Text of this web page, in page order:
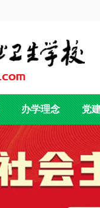
办学理念 党